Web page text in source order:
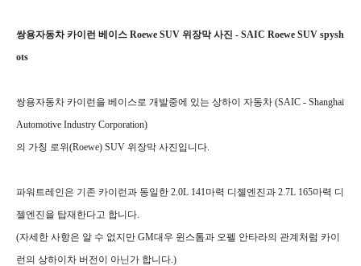
쌍용자동차 카이런 베이스 Roewe SUV 위장막 사진 - SAIC Roewe SUV spysh
ots
쌍용자동차 카이런을 베이스로 개발중에 있는 상하이 자동차 (SAIC - Shanghai
Automotive Industry Corporation)
의 가칭 로위(Roewe) SUV 위장막 사진입니다.
파워트레인은 기존 카이런과 동일한 2.0L 141마력 디젤엔진과 2.7L 165마력 디
젤엔진을 탑재한다고 합니다.
(자세한 사항은 알 수 없지만 GM대우 윈스톰과 오펠 안타라의 관계처럼 카이
런의 상하이차 버전이 아닌가 합니다.)